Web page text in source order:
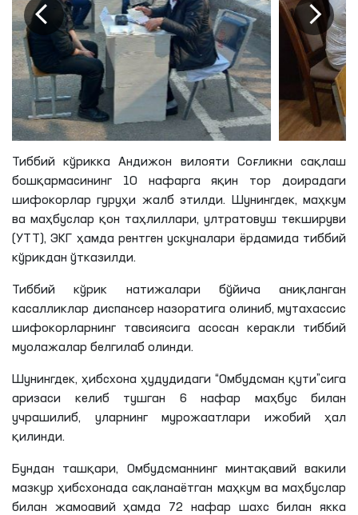
Тиббий кўрикка Андижон вилояти Соғликни сақлаш
бошқармасининг 10 нафарга яқин тор доирадаги
шифокорлар гуруҳи жалб этилди. Шунингдек, маҳкум
ва маҳбуслар қон таҳлиллари, ултратовуш текшируви
(УТТ), ЭКГ ҳамда рентген ускуналари ёрдамида тиббий
кўрикдан ўтказилди.
Тиббий кўрик натижалари бўйича аниқланган
касалликлар диспансер назоратига олиниб, мутахассис
шифокорларнинг тавсиясига асосан керакли тиббий
муолажалар белгилаб олинди.
Шунингдек, ҳибсхона ҳудудидаги “Омбудсман қути”сига
аризаси келиб тушган 6 нафар маҳбус билан
учрашилиб, уларнинг мурожаатлари ижобий ҳал
қилинди.
Бундан ташқари, Омбудсманнинг минтақавий вакили
мазкур ҳибсхонада сақланаётган маҳкум ва маҳбуслар
билан жамоавий ҳамда 72 нафар шахс билан якка